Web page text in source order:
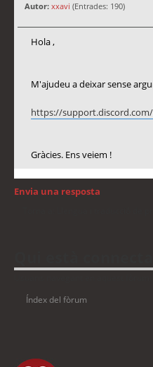
Autor: xxavi (Entrades: 190)
Hola ,
M'ajudeu a deixar sense
https://
Gràcies. Ens veiem !
Envia una resposta
Índex del fòrum